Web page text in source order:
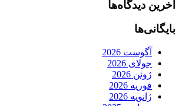
آخرین دیدگاه‌ها
بایگانی‌ها
آگوست 2026
جولای 2026
ژوئن 2026
فوریه 2026
ژانویه 2026